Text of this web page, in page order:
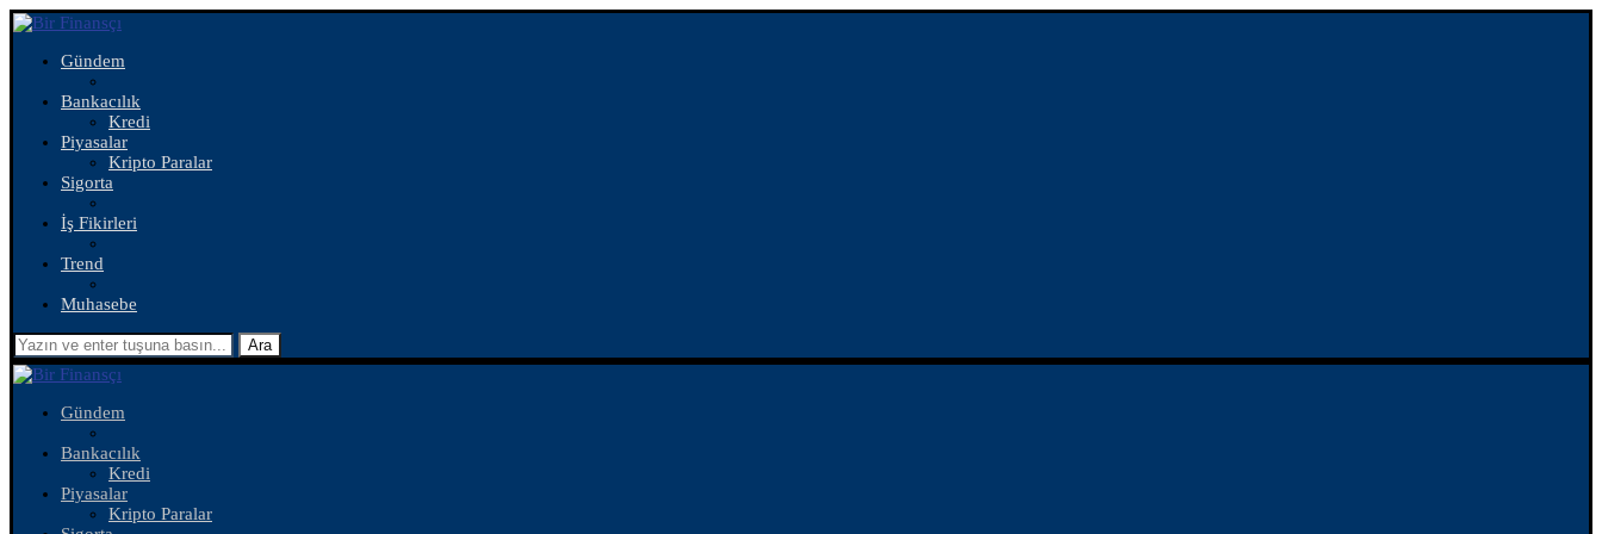
Gündem
Bankacılık
Kredi
Piyasalar
Kripto Paralar
Sigorta
İş Fikirleri
Trend
Muhasebe
Ara
Gündem
Bankacılık
Kredi
Piyasalar
Kripto Paralar